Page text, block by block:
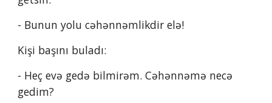
- Bunun yolu cəhənnəmlikdir elə!
Kişi başını buladı:
- Heç evə gedə bilmirəm. Cəhənnəmə necə
gedim?